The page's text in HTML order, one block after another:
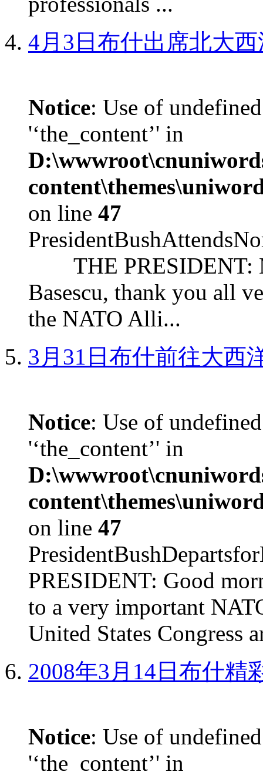
4月3日布什出席北大
Notice: Use of
'‘the_content’' in
on line 47
THE PRESIDENT:
Basescu, thank you all
the NATO Alli...
3月31日布什前往大西
Notice: Use of
'‘the_content’' in
on line 47
PRESIDENT: Good
to a very important
United States Congress
2008年3月14日布什精
Notice: Use of
'‘the_content’' in